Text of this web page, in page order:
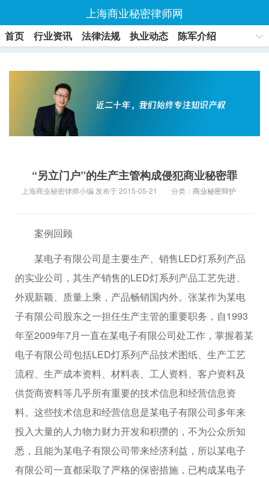
上海商业秘密律师网
首页 行业资讯 法律法规 执业动态
陈军介绍
“另立门户”的生产主管构成侵犯商业秘密罪
上海商业秘密律师小编 发布于 2015-05-21 分类： 商业秘密辩护
案例回顾
某电子有限公司是主要生产、销售LED灯系列产品
的实业公司，其生产销售的LED灯系列产品工艺先进、
外观新颖、质量上乘，产品畅销国内外。张某作为某电
子有限公司股东之一担任生产主管的重要职务，自1993
年至2009年7月一直在某电子有限公司处工作，掌握着某
电子有限公司包括LED灯系列产品技术图纸、生产工艺
流程、生产成本资料、材料表、工人资料、客户资料及
供货商资料等几乎所有重要的技术信息和经营信息资
料。这些技术信息和经营信息是某电子有限公司多年来
投入大量的人力物力财力开发和积攒的，不为公众所知
悉，且能为某电子有限公司带来经济利益，所以某电子
有限公司一直都采取了严格的保密措施，已构成某电子